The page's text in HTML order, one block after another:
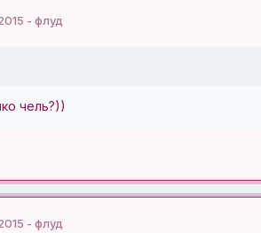
- флуд
чель?))
- флуд